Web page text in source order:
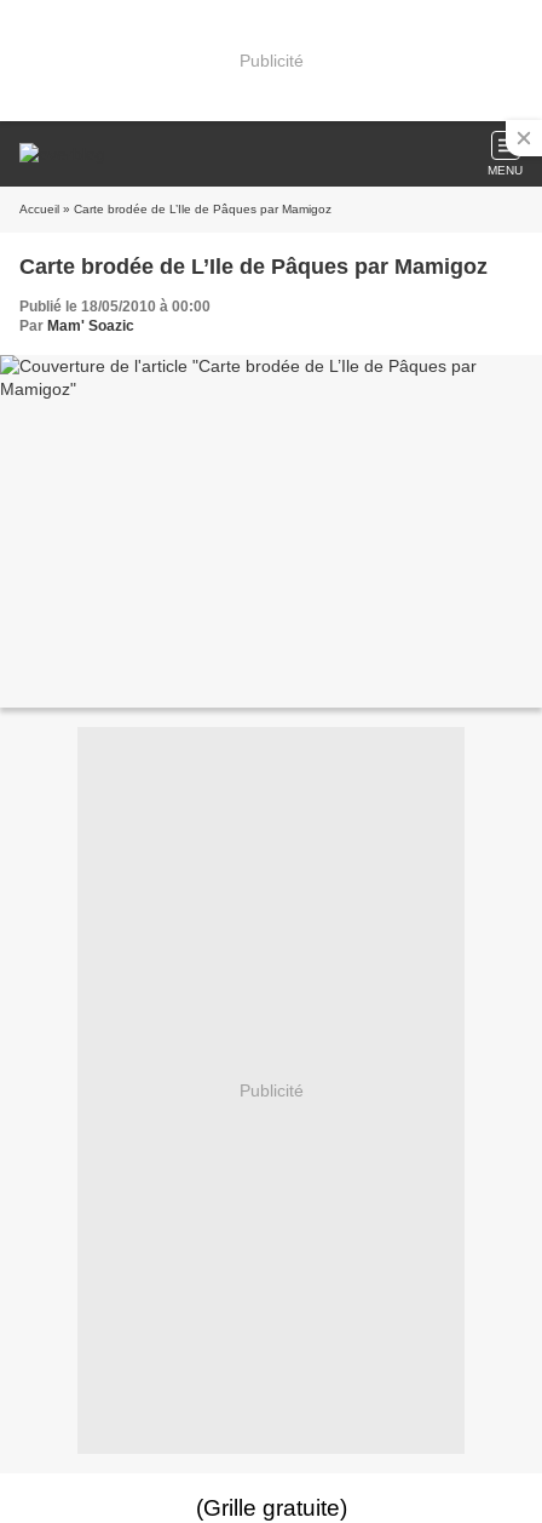
Publicité
MENU
Accueil » Carte brodée de L’Ile de Pâques par Mamigoz
Carte brodée de L’Ile de Pâques par Mamigoz
Publié le 18/05/2010 à 00:00
Par Mam' Soazic
Publicité
(Grille gratuite)